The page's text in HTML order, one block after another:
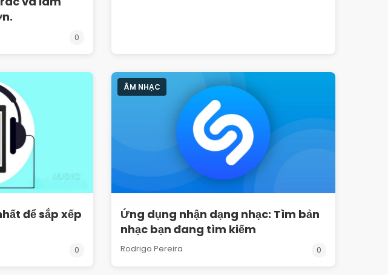
0
để sắp xếp
0
ÂM NHẠC
Ứng dụng nhận dạng nhạc: Tìm bản
nhạc bạn đang tìm kiếm
Rodrigo Pereira 0